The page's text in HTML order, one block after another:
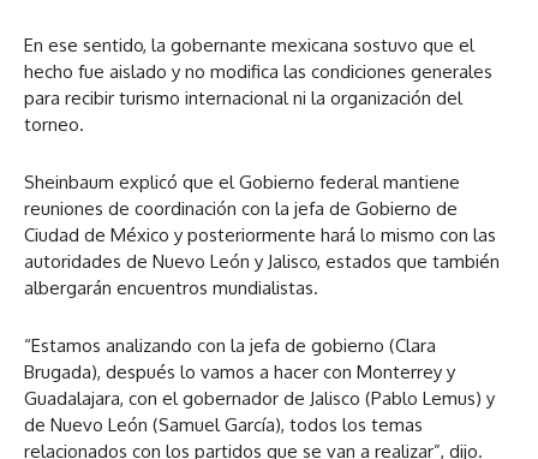
En ese sentido, la gobernante mexicana sostuvo que el
hecho fue aislado y no modifica las condiciones generales
para recibir turismo internacional ni la organización del
torneo.
Sheinbaum explicó que el Gobierno federal mantiene
reuniones de coordinación con la jefa de Gobierno de
Ciudad de México y posteriormente hará lo mismo con las
autoridades de Nuevo León y Jalisco, estados que también
albergarán encuentros mundialistas.
“Estamos analizando con la jefa de gobierno (Clara
Brugada), después lo vamos a hacer con Monterrey y
Guadalajara, con el gobernador de Jalisco (Pablo Lemus) y
de Nuevo León (Samuel García), todos los temas
relacionados con los partidos que se van a realizar”, dijo.